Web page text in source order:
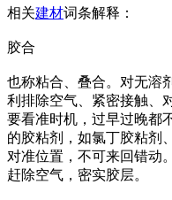
相关建材词条解释：
胶合
也称粘合、叠合。对无溶
利排除空气、紧密接触、
要看准时机，过早过晚都
的胶粘剂，如氯丁胶粘剂
对准位置，不可来回错动
赶除空气，密实胶层。